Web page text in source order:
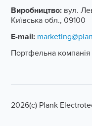
Виробництво: вул.
Київська обл., 09100
E-mail:
Портфельна компанія
2026(с) Plank